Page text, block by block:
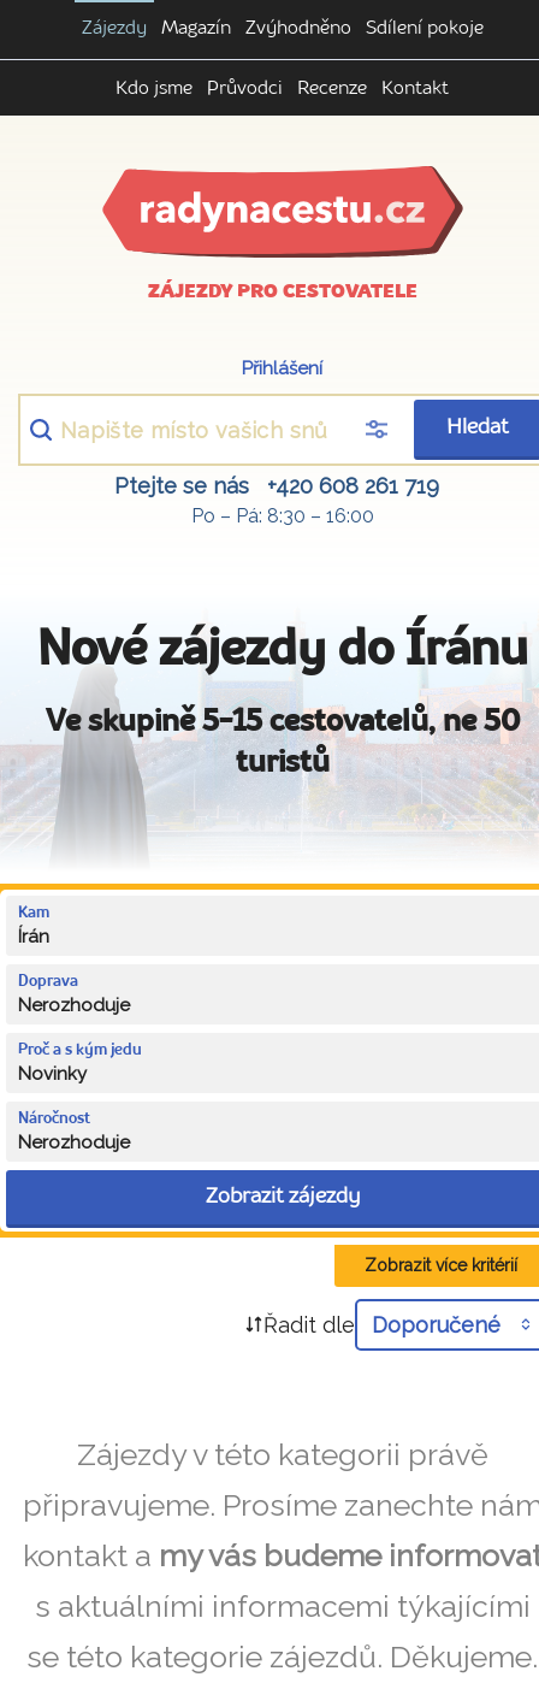
Zájezdy Magazín Zvýhodněno Sdílení pokoje
Kdo jsme Průvodci Recenze Kontakt
ZÁJEZDY PRO CESTOVATELE
Přihlášení
Hledat
Ptejte se nás +420 608 261 719
Po – Pá: 8:30 – 16:00
Nové zájezdy do Íránu
Ve skupině 5-15 cestovatelů, ne 50
turistů
Kam
Írán
Doprava
Nerozhoduje
Proč a s kým jedu
Novinky
Náročnost
Nerozhoduje
Zobrazit zájezdy
Zobrazit více kritérií
Řadit dle Doporučené
Zájezdy v této kategorii právě
připravujeme. Prosíme zanechte
kontakt a my vás budeme
s aktuálními informacemi týkajícími
se této kategorie zájezdů. Děkujeme.